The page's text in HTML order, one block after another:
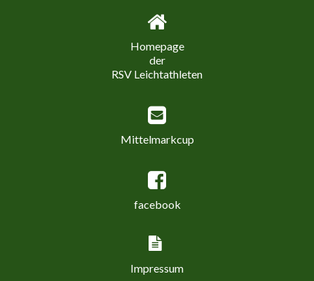
Homepage
der
RSV Leichtathleten
Mittelmarkcup
facebook
Impressum